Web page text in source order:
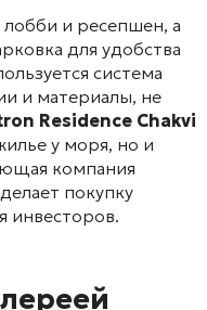
и ресепшен, а
для удобства
система
и материалы, не
Residence Chakvi
у моря, но и
компания
покупку
инвесторов.